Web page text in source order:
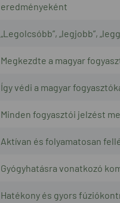
eredményeként
„Legolcsóbb”, „legjobb”,
Megkezdte a magyar
Így védi a magyar
Minden fogyasztói jelzést
Aktívan és folyamatosan
Gyógyhatásra vonatkozó
Hatékony és gyors